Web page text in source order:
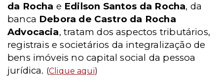
da Rocha e Edilson Santos da Rocha, da
banca Debora de Castro da Rocha
Advocacia, tratam dos aspectos tributários,
registrais e societários da integralização de
bens imóveis no capital social da pessoa
jurídica. (Clique aqui)